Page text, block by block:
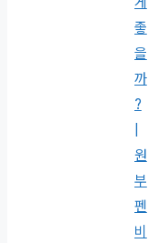
좋
을
까
?
원
부
펜
비